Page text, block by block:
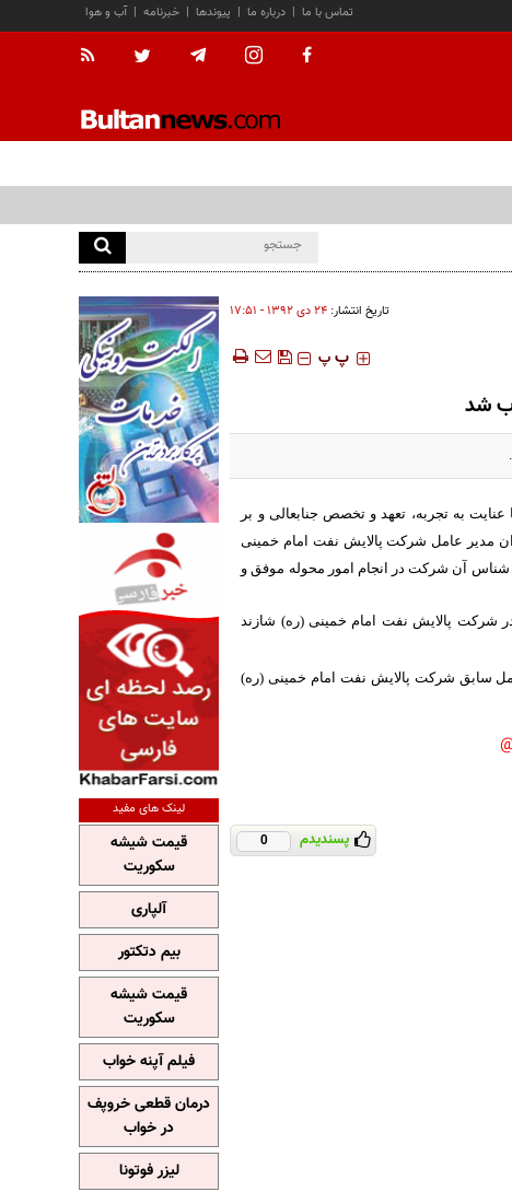
آب و هوا | خبرنامه | پیوندها | درباره ما | تماس با ما
تاریخ انتشار: ۲۴ دی ۱۳۹۲ - ۱۷:۵۱
‍‍‍ پ پ
شد
به تجربه، تعهد و تخصص جنابعالی و بر
مدیر عامل شرکت پالایش نفت امام خمینی
شناس آن شرکت در انجام امور محوله موفق و
پالایش نفت امام خمینی (ره) شازند
سابق شرکت پالایش نفت امام خمینی (ره)
پسندیدم 0
لینک های مفید
قیمت شیشه
سکوریت
آلپاری
بیم دتکتور
قیمت شیشه
سکوریت
فیلم آپنه خواب
درمان قطعی خروپف
در خواب
لیزر فوتونا